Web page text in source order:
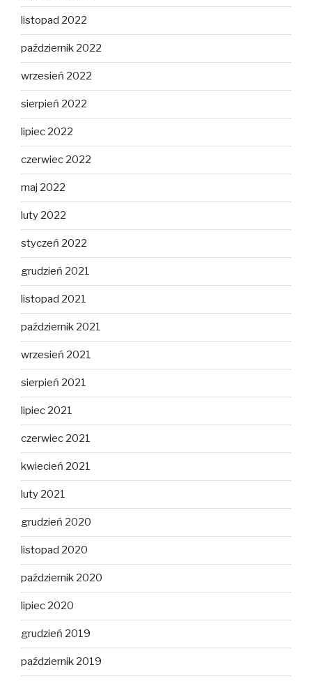
listopad 2022
październik 2022
wrzesień 2022
sierpień 2022
lipiec 2022
czerwiec 2022
maj 2022
luty 2022
styczeń 2022
grudzień 2021
listopad 2021
październik 2021
wrzesień 2021
sierpień 2021
lipiec 2021
czerwiec 2021
kwiecień 2021
luty 2021
grudzień 2020
listopad 2020
październik 2020
lipiec 2020
grudzień 2019
październik 2019